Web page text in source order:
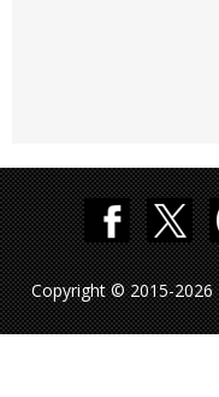
Copyright © 2015-2026